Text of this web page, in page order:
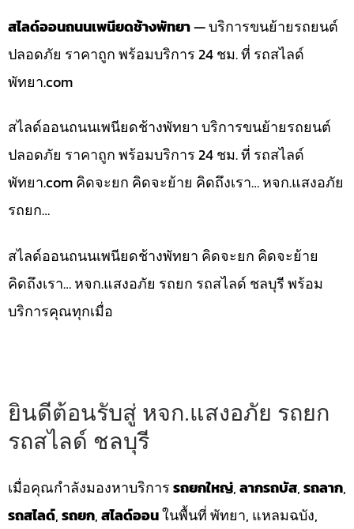
สไลด์ออนถนนเพนียดช้างพัทยา— บริการขนย้ายรถยนต์
ปลอดภัย ราคาถูก พร้อมบริการ 24 ชม. ที่ รถสไลด์
พัทยา.com
สไลด์ออนถนนเพนียดช้างพัทยา บริการขนย้ายรถยนต์
ปลอดภัย ราคาถูก พร้อมบริการ 24 ชม. ที่ รถสไลด์
พัทยา.com คิดจะยก คิดจะย้าย คิดถึงเรา… หจก.แสงอภัย
รถยก…
สไลด์ออนถนนเพนียดช้างพัทยา คิดจะยก คิดจะย้าย
คิดถึงเรา… หจก.แสงอภัย รถยก รถสไลด์ ชลบุรี พร้อม
บริการคุณทุกเมื่อ
ยินดีต้อนรับสู่ หจก.แสงอภัย รถยก
รถสไลด์ ชลบุรี
เมื่อคุณกำลังมองหาบริการรถยกใหญ่,ลากรถบัส,รถลาก,
รถสไลด์,รถยก,สไลด์ออนในพื้นที่ พัทยา, แหลมฉบัง,